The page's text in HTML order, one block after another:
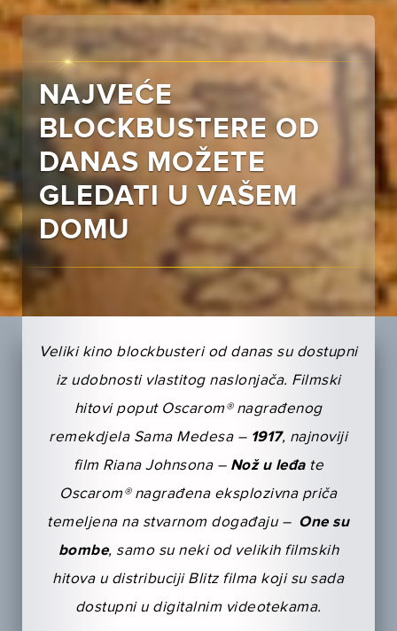
NAJVEĆE
BLOCKBUSTERE OD
DANAS MOŽETE
GLEDATI U VAŠEM
DOMU
Veliki kino blockbusteri od danas su dostupni
iz udobnosti vlastitog naslonjača. Filmski
hitovi poput Oscarom® nagrađenog
remekdjela Sama Medesa – 1917, najnoviji
film Riana Johnsona – Nož u leđate
Oscarom® nagrađena eksplozivna priča
temeljena na stvarnom događaju – One su
bombe, samo su neki od velikih filmskih
hitova u distribuciji Blitz filma koji su sada
dostupni u digitalnim videotekama.